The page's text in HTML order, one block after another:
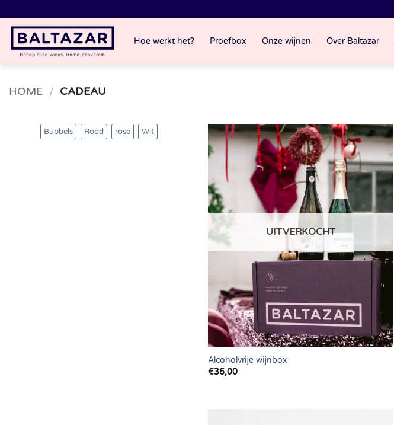
naar
inhoud
Hoe werkt het? Proefbox Onze wijnen Over Baltazar
HOME / CADEAU
Bubbels Rood rosé Wit
UITVERKOCHT
Alcoholvrije wijnbox
€36,00